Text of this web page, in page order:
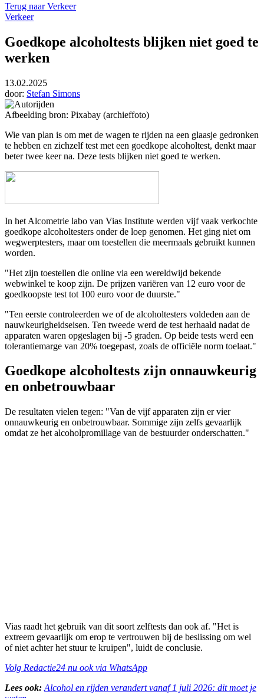
Terug naar Verkeer
Verkeer
Goedkope alcoholtests blijken niet goed te
werken
13.02.2025
door: Stefan Simons
Afbeelding bron: Pixabay (archieffoto)
Wie van plan is om met de wagen te rijden na een glaasje gedronken
te hebben en zichzelf test met een goedkope alcoholtest, denkt maar
beter twee keer na. Deze tests blijken niet goed te werken.
In het Alcometrie labo van Vias Institute werden vijf vaak verkochte
goedkope alcoholtesters onder de loep genomen. Het ging niet om
wegwerptesters, maar om toestellen die meermaals gebruikt kunnen
worden.
"Het zijn toestellen die online via een wereldwijd bekende
webwinkel te koop zijn. De prijzen variëren van 12 euro voor de
goedkoopste test tot 100 euro voor de duurste."
"Ten eerste controleerden we of de alcoholtesters voldeden aan de
nauwkeurigheidseisen. Ten tweede werd de test herhaald nadat de
apparaten waren opgeslagen bij -5 graden. Op beide tests werd een
tolerantiemarge van 20% toegepast, zoals de officiële norm toelaat."
Goedkope alcoholtests zijn onnauwkeurig
en onbetrouwbaar
De resultaten vielen tegen: "Van de vijf apparaten zijn er vier
onnauwkeurig en onbetrouwbaar. Sommige zijn zelfs gevaarlijk
omdat ze het alcoholpromillage van de bestuurder onderschatten."
Vias raadt het gebruik van dit soort zelftests dan ook af. "Het is
extreem gevaarlijk om erop te vertrouwen bij de beslissing om wel
of niet achter het stuur te kruipen", luidt de conclusie.
Volg Redactie24 nu ook via WhatsApp
Lees ook: Alcohol en rijden verandert vanaf 1 juli 2026: dit moet je